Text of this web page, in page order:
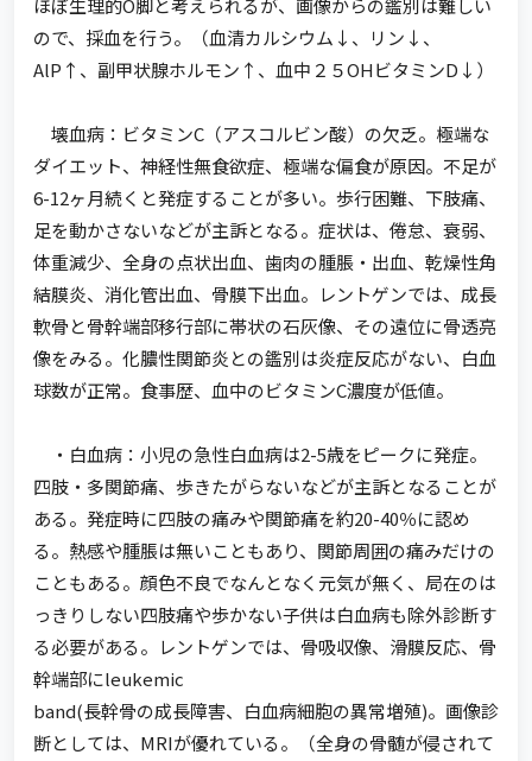
ほぼ生理的O脚と考えられるが、画像からの鑑別は難しい
ので、採血を行う。（血清カルシウム↓、リン↓、
AlP↑、副甲状腺ホルモン↑、血中２５OHビタミンD↓）
壊血病：ビタミンC（アスコルビン酸）の欠乏。極端な
ダイエット、神経性無食欲症、極端な偏食が原因。不足が
6-12ヶ月続くと発症することが多い。歩行困難、下肢痛、
足を動かさないなどが主訴となる。症状は、倦怠、衰弱、
体重減少、全身の点状出血、歯肉の腫脹・出血、乾燥性角
結膜炎、消化管出血、骨膜下出血。レントゲンでは、成長
軟骨と骨幹端部移行部に帯状の石灰像、その遠位に骨透亮
像をみる。化膿性関節炎との鑑別は炎症反応がない、白血
球数が正常。食事歴、血中のビタミンC濃度が低値。
・白血病：小児の急性白血病は2-5歳をピークに発症。
四肢・多関節痛、歩きたがらないなどが主訴となることが
ある。発症時に四肢の痛みや関節痛を約20-40％に認め
る。熱感や腫脹は無いこともあり、関節周囲の痛みだけの
こともある。顔色不良でなんとなく元気が無く、局在のは
っきりしない四肢痛や歩かない子供は白血病も除外診断す
る必要がある。レントゲンでは、骨吸収像、滑膜反応、骨
幹端部にleukemic
band(長幹骨の成長障害、白血病細胞の異常増殖)。画像診
断としては、MRIが優れている。（全身の骨髄が侵されて